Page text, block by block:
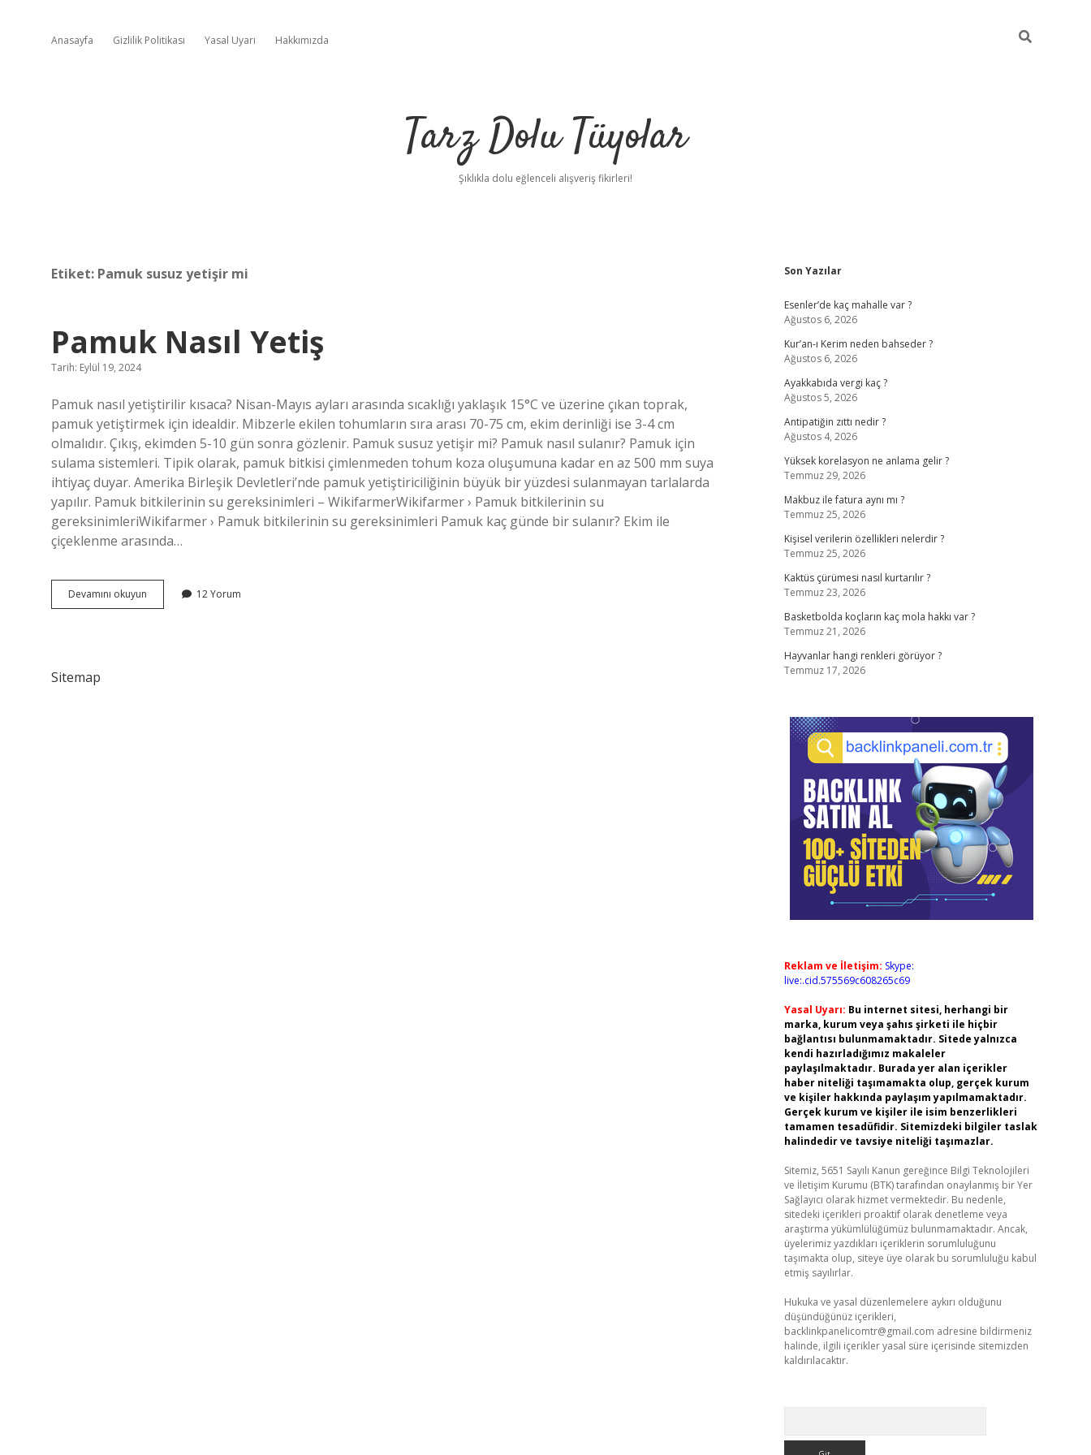
Anasayfa Gizlilik Politikası Yasal Uyarı Hakkımızda
Tarz Dolu Tüyolar
Şıklıkla dolu eğlenceli alışveriş fikirleri!
Etiket: Pamuk susuz yetişir mi
Pamuk Nasıl Yetiş
Tarih: Eylül 19, 2024
Pamuk nasıl yetiştirilir kısaca? Nisan-Mayıs ayları arasında sıcaklığı yaklaşık 15°C ve üzerine çıkan toprak,
pamuk yetiştirmek için idealdir. Mibzerle ekilen tohumların sıra arası 70-75 cm, ekim derinliği ise 3-4 cm
olmalıdır. Çıkış, ekimden 5-10 gün sonra gözlenir. Pamuk susuz yetişir mi? Pamuk nasıl sulanır? Pamuk için
sulama sistemleri. Tipik olarak, pamuk bitkisi çimlenmeden tohum koza oluşumuna kadar en az 500 mm suya
ihtiyaç duyar. Amerika Birleşik Devletleri’nde pamuk yetiştiriciliğinin büyük bir yüzdesi sulanmayan tarlalarda
yapılır. Pamuk bitkilerinin su gereksinimleri – WikifarmerWikifarmer › Pamuk bitkilerinin su
gereksinimleriWikifarmer › Pamuk bitkilerinin su gereksinimleri Pamuk kaç günde bir sulanır? Ekim ile
çiçeklenme arasında…
Devamını okuyun
Nasıl
12 Yorum
Sitemap
Sidebar
Son Yazılar
Esenler’de kaç mahalle var ?
Ağustos 6, 2026
Kur’an-ı Kerim neden bahseder ?
Ağustos 6, 2026
Ayakkabıda vergi kaç ?
Ağustos 5, 2026
Antipatiğin zıttı nedir ?
Ağustos 4, 2026
Yüksek korelasyon ne anlama gelir ?
Temmuz 29, 2026
Makbuz ile fatura aynı mı ?
Temmuz 25, 2026
Kişisel verilerin özellikleri nelerdir ?
Temmuz 25, 2026
Kaktüs çürümesi nasıl kurtarılır ?
Temmuz 23, 2026
Basketbolda koçların kaç mola hakkı var ?
Temmuz 21, 2026
Hayvanlar hangi renkleri görüyor ?
Temmuz 17, 2026
Reklam ve İletişim: Skype:
live:.cid.575569c608265c69
Yasal Uyarı: Bu internet sitesi, herhangi bir
marka, kurum veya şahıs şirketi ile hiçbir
bağlantısı bulunmamaktadır. Sitede yalnızca
kendi hazırladığımız makaleler
paylaşılmaktadır. Burada yer alan içerikler
haber niteliği taşımamakta olup, gerçek kurum
ve kişiler hakkında paylaşım yapılmamaktadır.
Gerçek kurum ve kişiler ile isim benzerlikleri
tamamen tesadüfidir. Sitemizdeki bilgiler taslak
halindedir ve tavsiye niteliği taşımazlar.
Sitemiz, 5651 Sayılı Kanun gereğince Bilgi Teknolojileri
ve İletişim Kurumu (BTK) tarafından onaylanmış bir Yer
Sağlayıcı olarak hizmet vermektedir. Bu nedenle,
sitedeki içerikleri proaktif olarak denetleme veya
araştırma yükümlülüğümüz bulunmamaktadır. Ancak,
üyelerimiz yazdıkları içeriklerin sorumluluğunu
taşımakta olup, siteye üye olarak bu sorumluluğu kabul
etmiş sayılırlar.
Hukuka ve yasal düzenlemelere aykırı olduğunu
düşündüğünüz içerikleri,
backlinkpanelicomtr@gmail.com adresine bildirmeniz
halinde, ilgili içerikler yasal süre içerisinde sitemizden
kaldırılacaktır.
hiltonbetilbet giriş yap